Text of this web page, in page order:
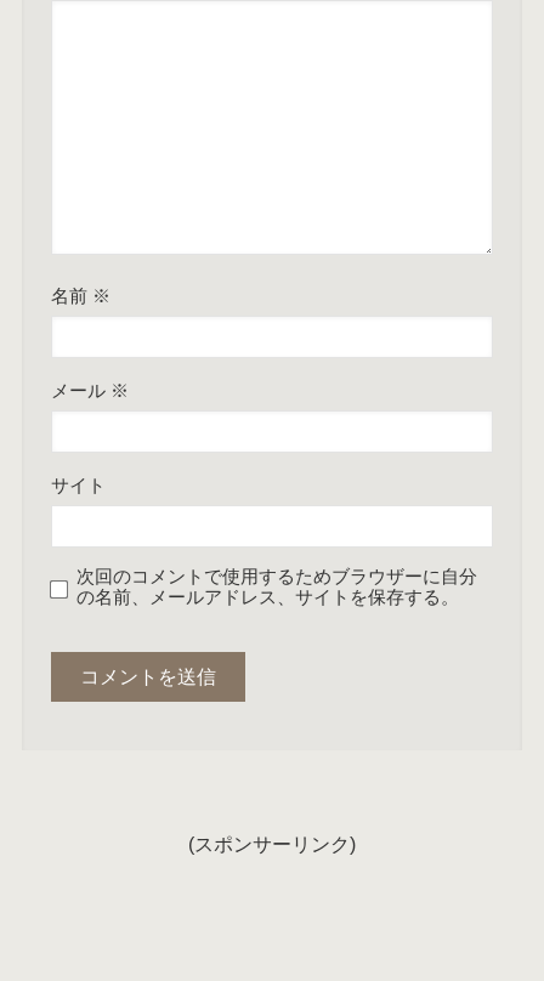
名前 ※
メール ※
サイト
次回のコメントで使用するためブラウザーに自分
の名前、メールアドレス、サイトを保存する。
(スポンサーリンク)